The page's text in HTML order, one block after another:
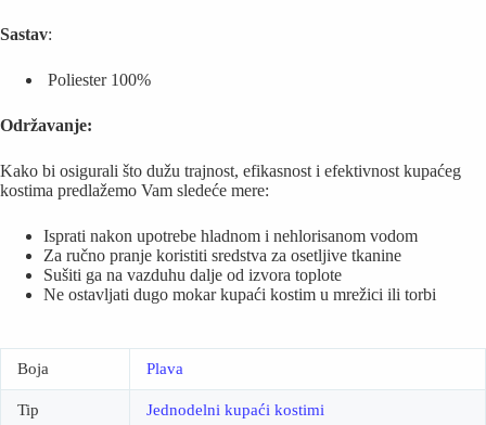
Sastav:
Poliester 100%
Održavanje:
Kako bi osigurali što dužu trajnost, efikasnost i efektivnost kupaćeg
kostima predlažemo Vam sledeće mere:
Isprati nakon upotrebe hladnom i nehlorisanom vodom
Za ručno pranje koristiti sredstva za osetljive tkanine
Sušiti ga na vazduhu dalje od izvora toplote
Ne ostavljati dugo mokar kupaći kostim u mrežici ili torbi
Boja Plava
Tip Jednodelni kupaći kostimi